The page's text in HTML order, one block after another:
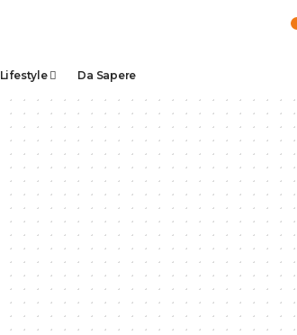
Lifestyle Da Sapere